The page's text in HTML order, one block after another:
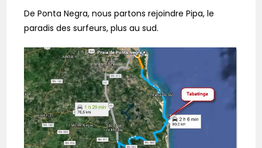
De Ponta Negra, nous partons rejoindre Pipa, le
paradis des surfeurs, plus au sud.